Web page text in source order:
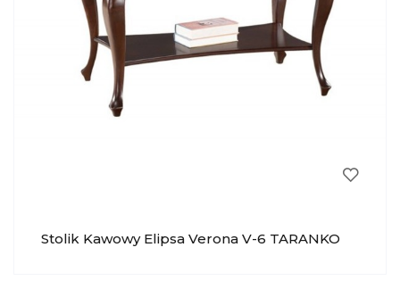
Stolik Kawowy Elipsa Verona V-6 TARANKO